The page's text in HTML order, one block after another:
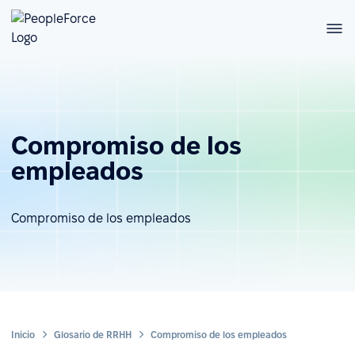
Compromiso de los
empleados
Compromiso de los empleados
Inicio Glosario de RRHH Compromiso de los empleados